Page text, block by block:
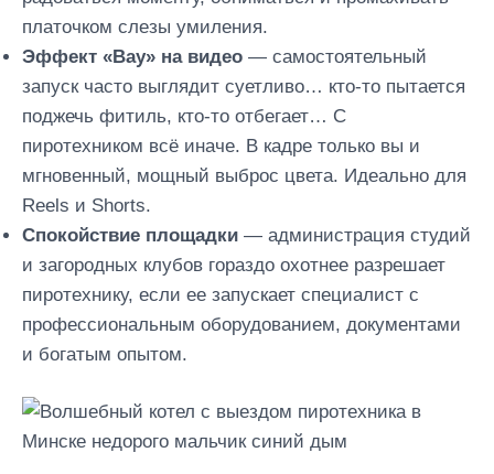
платочком слезы умиления.
Эффект «Вау» на видео — самостоятельный
запуск часто выглядит суетливо… кто-то пытается
поджечь фитиль, кто-то отбегает… С
пиротехником всё иначе. В кадре только вы и
мгновенный, мощный выброс цвета. Идеально для
Reels и Shorts.
Спокойствие площадки — администрация студий
и загородных клубов гораздо охотнее разрешает
пиротехнику, если ее запускает специалист с
профессиональным оборудованием, документами
и богатым опытом.